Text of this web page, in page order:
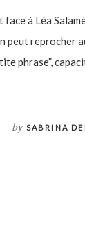
à Léa
peut reprocher
phrase”,
by SABRINA